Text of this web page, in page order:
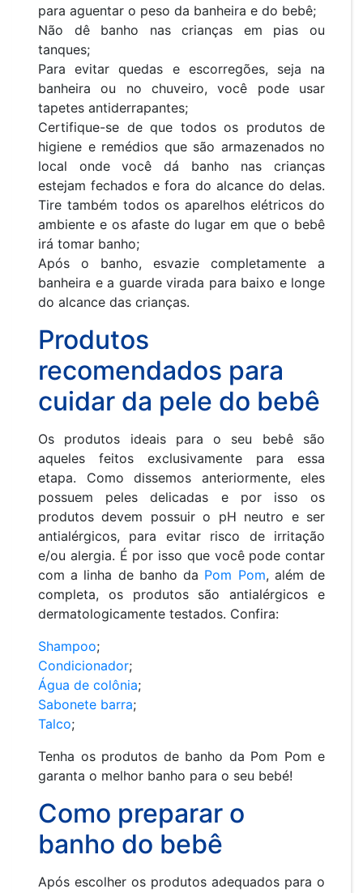
para aguentar o peso da banheira e do bebê;
Não dê banho nas crianças em pias ou
tanques;
Para evitar quedas e escorregões, seja na
banheira ou no chuveiro, você pode usar
tapetes antiderrapantes;
Certifique-se de que todos os produtos de
higiene e remédios que são armazenados no
local onde você dá banho nas crianças
estejam fechados e fora do alcance do delas.
Tire também todos os aparelhos elétricos do
ambiente e os afaste do lugar em que o bebê
irá tomar banho;
Após o banho, esvazie completamente a
banheira e a guarde virada para baixo e longe
do alcance das crianças.
Produtos
recomendados para
cuidar da pele do bebê
Os produtos ideais para o seu bebê são
aqueles feitos exclusivamente para essa
etapa. Como dissemos anteriormente, eles
possuem peles delicadas e por isso os
produtos devem possuir o pH neutro e ser
antialérgicos, para evitar risco de irritação
e/ou alergia. É por isso que você pode contar
com a linha de banho da Pom Pom, além de
completa, os produtos são antialérgicos e
dermatologicamente testados. Confira:
Shampoo;
Condicionador;
Água de colônia;
Sabonete barra;
Talco;
Tenha os produtos de banho da Pom Pom e
garanta o melhor banho para o seu bebé!
Como preparar o
banho do bebê
Após escolher os produtos adequados para o